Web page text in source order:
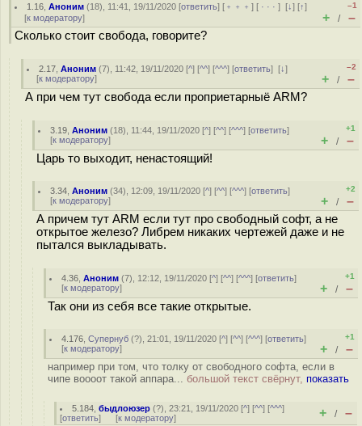
1.16 ,Аноним (18), 11:41, 19/11/2020 [ответить] [ ﹢﹢﹢] [ · · ·][↓] [↑]
[к модератору]
–1
+ / –
Сколько стоит свобода, говорите?
2.17 ,Аноним (7), 11:42, 19/11/2020 [^] [^^] [^^^] [ответить][↓]
[к модератору]
–2
+ / –
А при чем тут свобода если проприетарныё ARM?
3.19 ,Аноним (18), 11:44, 19/11/2020 [^] [^^] [^^^] [ответить]
[к модератору]
+1
+ / –
Царь то выходит, ненастоящий!
3.34 ,Аноним (34), 12:09, 19/11/2020 [^] [^^] [^^^] [ответить]
[к модератору]
+2
+ / –
А причем тут ARM если тут про свободный софт, а не
открытое железо? Либрем никаких чертежей даже и не
пытался выкладывать.
4.36 ,Аноним (7), 12:12, 19/11/2020 [^] [^^] [^^^] [ответить]
[к модератору]
+1
+ / –
Так они из себя все такие открытые.
4.176 ,Супернуб (?), 21:01, 19/11/2020 [^] [^^] [^^^] [ответить]
[к модератору]
+1
+ / –
например при том, что толку от свободного софта, если в
чипе воооот такой аппара... большой текст свёрнут, показать
5.184 ,быдлоюзер (?), 23:21, 19/11/2020 [^] [^^] [^^^]
[ответить] [к модератору] + / –